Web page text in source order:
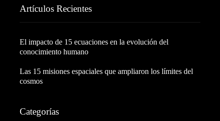
Artículos Recientes
El impacto de 15 ecuaciones en la evolución del
conocimiento humano
Las 15 misiones espaciales que ampliaron los límites del
cosmos
Categorías